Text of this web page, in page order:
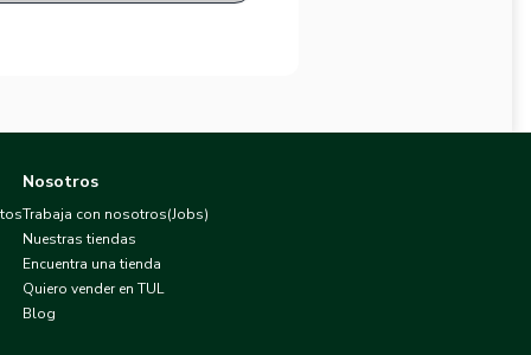
Nosotros
Trabaja con nosotros(Jobs)
Nuestras tiendas
Encuentra una tienda
Quiero vender en TUL
Blog